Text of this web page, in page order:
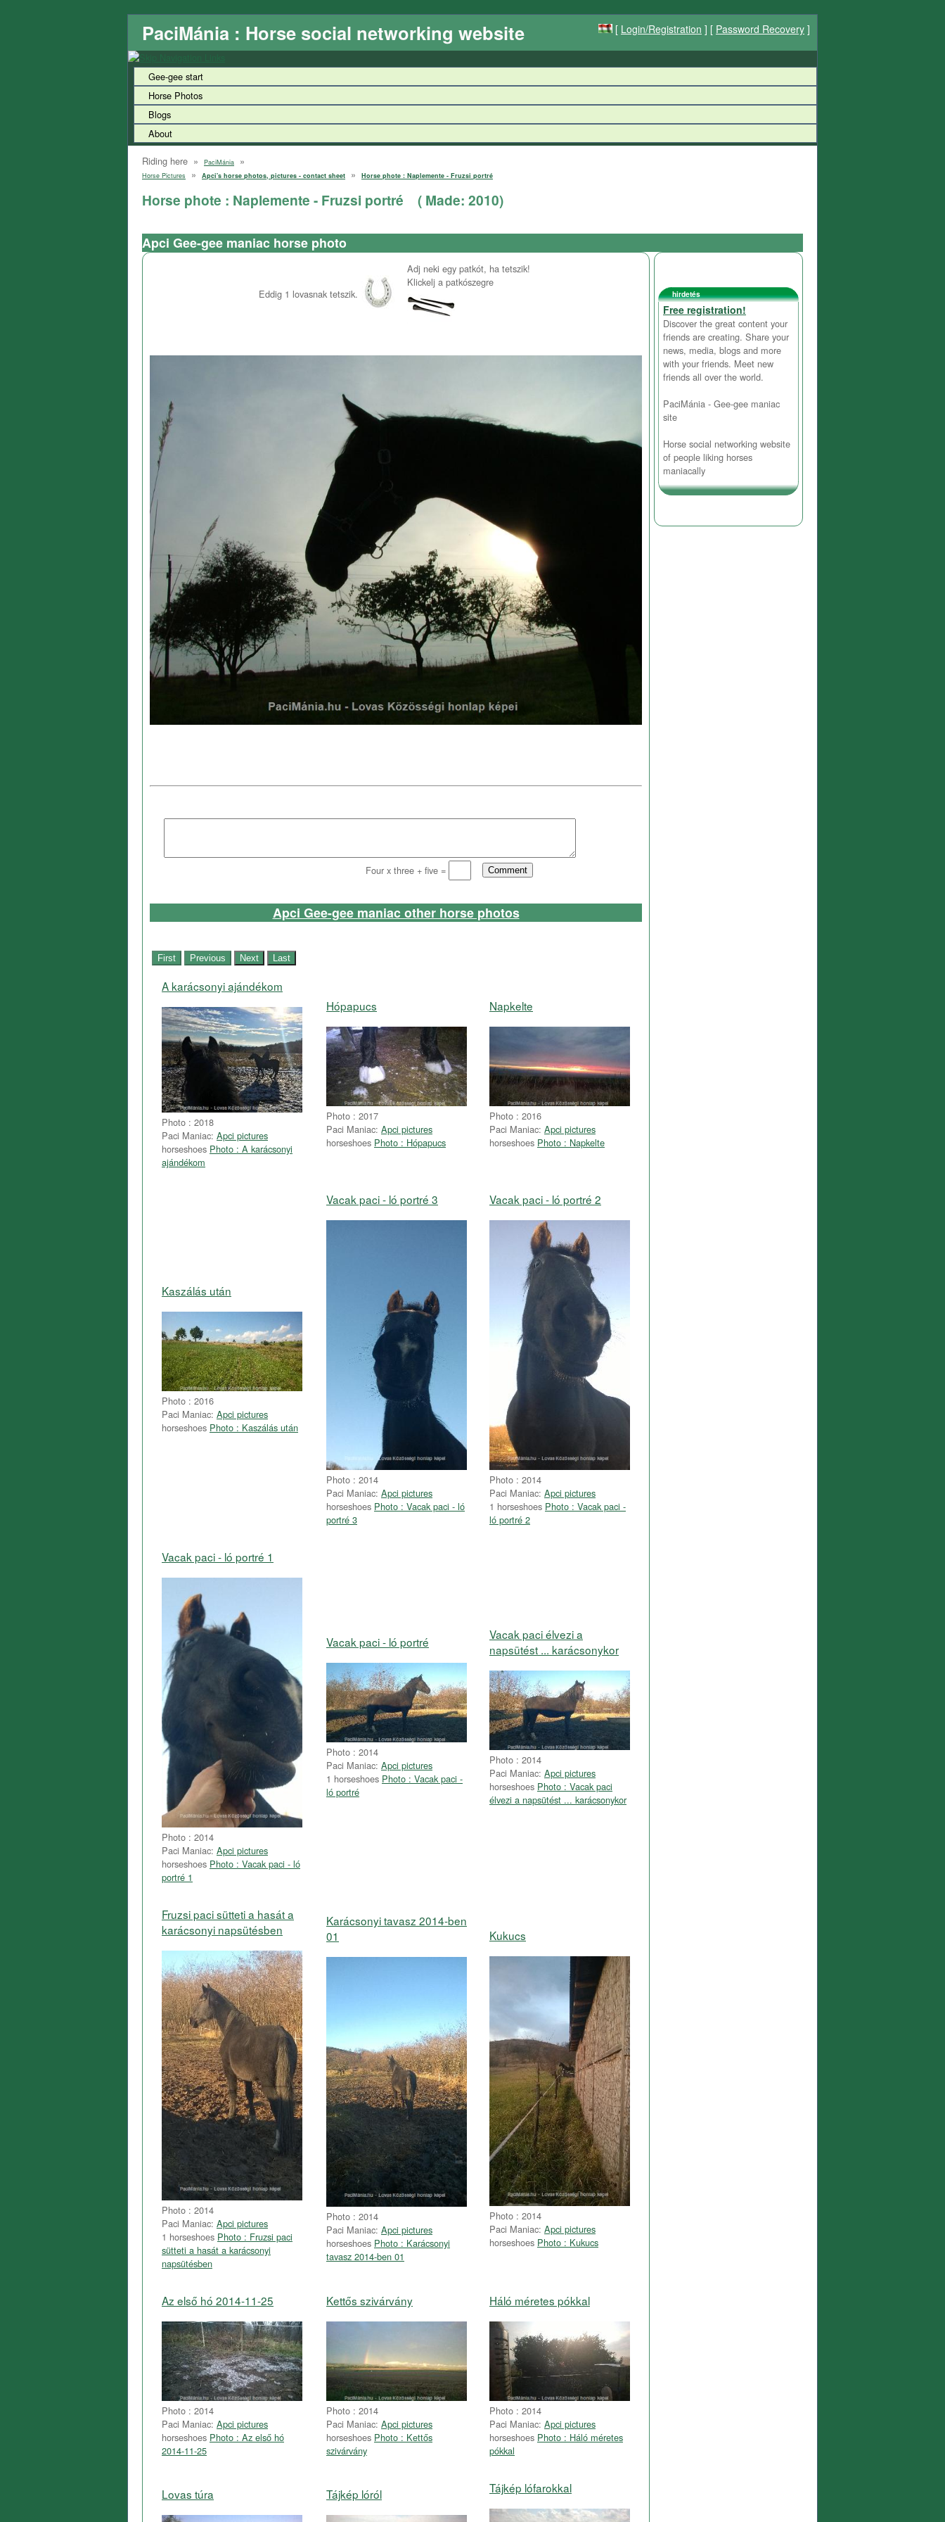
PaciMánia : Horse social networking website [ Login/Registration ] [ Password Recovery ]
Gee-gee start
Horse Photos
Blogs
About
Riding here » PaciMánia »
Horse Pictures » Apci's horse photos, pictures - contact sheet » Horse phote : Naplemente - Fruzsi portré
Horse phote : Naplemente - Fruzsi portré ( Made: 2010)
Apci Gee-gee maniac horse photo
Eddig 1 lovasnak tetszik.
Adj neki egy patkót, ha tetszik!
Klickelj a patkószegre
Four x three + five =
Apci Gee-gee maniac other horse photos
A karácsonyi ajándékom
Photo : 2018
Paci Maniac: Apci pictures
horseshoes Photo : A karácsonyi
ajándékom
Hópapucs
Photo : 2017
Paci Maniac: Apci pictures
horseshoes Photo : Hópapucs
Napkelte
Photo : 2016
Paci Maniac: Apci pictures
horseshoes Photo : Napkelte
Kaszálás után
Photo : 2016
Paci Maniac: Apci pictures
horseshoes Photo : Kaszálás után
Vacak paci - ló portré 3
Photo : 2014
Paci Maniac: Apci pictures
horseshoes Photo : Vacak paci - ló
portré 3
Vacak paci - ló portré 2
Photo : 2014
Paci Maniac: Apci pictures
1 horseshoes Photo : Vacak paci -
ló portré 2
Vacak paci - ló portré 1
Photo : 2014
Paci Maniac: Apci pictures
horseshoes Photo : Vacak paci - ló
portré 1
Vacak paci - ló portré
Photo : 2014
Paci Maniac: Apci pictures
1 horseshoes Photo : Vacak paci -
ló portré
Vacak paci élvezi a
napsütést ... karácsonykor
Photo : 2014
Paci Maniac: Apci pictures
horseshoes Photo : Vacak paci
élvezi a napsütést ... karácsonykor
Fruzsi paci sütteti a hasát a
karácsonyi napsütésben
Photo : 2014
Paci Maniac: Apci pictures
1 horseshoes Photo : Fruzsi paci
sütteti a hasát a karácsonyi
napsütésben
Karácsonyi tavasz 2014-ben
01
Photo : 2014
Paci Maniac: Apci pictures
horseshoes Photo : Karácsonyi
tavasz 2014-ben 01
Kukucs
Photo : 2014
Paci Maniac: Apci pictures
horseshoes Photo : Kukucs
Az első hó 2014-11-25
Photo : 2014
Paci Maniac: Apci pictures
horseshoes Photo : Az első hó
2014-11-25
Kettős szivárvány
Photo : 2014
Paci Maniac: Apci pictures
horseshoes Photo : Kettős
szivárvány
Háló méretes pókkal
Photo : 2014
Paci Maniac: Apci pictures
horseshoes Photo : Háló méretes
pókkal
Lovas túra Tájkép lóról Tájkép lófarokkal
hirdetés
Free registration!
Discover the great content your
friends are creating. Share your
news, media, blogs and more
with your friends. Meet new
friends all over the world.
PaciMánia - Gee-gee maniac
site
Horse social networking website
of people liking horses
maniacally